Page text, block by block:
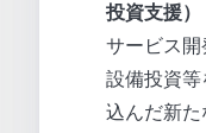
投資支援）
サービス
設備投資
込んだ新